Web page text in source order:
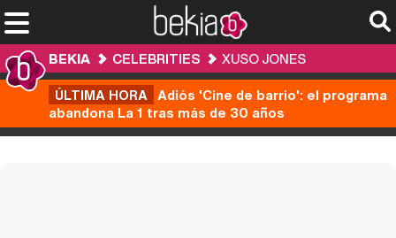
BEKIA CELEBRITIES
XUSO JONES
ÚLTIMA HORA Adiós 'Cine de barrio': el programa
abandona La 1 tras más de 30 años